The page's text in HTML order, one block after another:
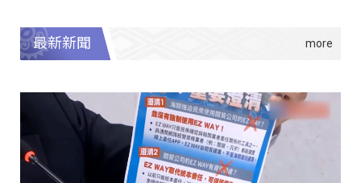
最新新聞